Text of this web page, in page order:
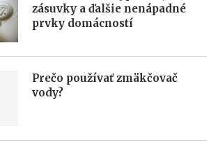
zásuvky a ďalšie nenápadné
prvky domácností
Prečo používať zmäkčovač
vody?